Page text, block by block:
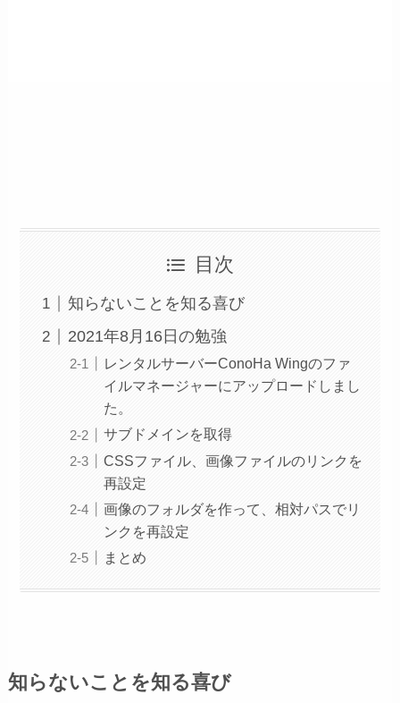
目次
知らないことを知る喜び
2021年8月16日の勉強
レンタルサーバーConoHa Wingのファ
イルマネージャーにアップロードしまし
た。
サブドメインを取得
CSSファイル、画像ファイルのリンクを
再設定
画像のフォルダを作って、相対パスでリ
ンクを再設定
まとめ
知らないことを知る喜び